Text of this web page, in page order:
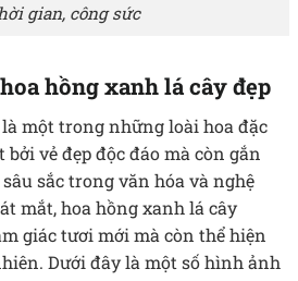
gian, công sức
hồng xanh lá cây đẹp
một trong những loài hoa đặc
vẻ đẹp độc đáo mà còn gắn
sắc trong văn hóa và nghệ
mắt, hoa hồng xanh lá cây
giác tươi mới mà còn thể hiện
Dưới đây là một số hình ảnh